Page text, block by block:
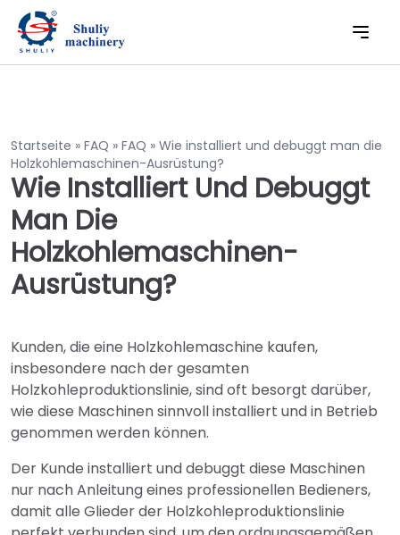
Startseite » FAQ » FAQ » Wie installiert und debuggt man die
Holzkohlemaschinen-Ausrüstung?
Wie Installiert Und Debuggt
Man Die
Holzkohlemaschinen-
Ausrüstung?
Kunden, die eine Holzkohlemaschine kaufen,
insbesondere nach der gesamten
Holzkohleproduktionslinie, sind oft besorgt darüber,
wie diese Maschinen sinnvoll installiert und in Betrieb
genommen werden können.
Der Kunde installiert und debuggt diese Maschinen
nur nach Anleitung eines professionellen Bedieners,
damit alle Glieder der Holzkohleproduktionslinie